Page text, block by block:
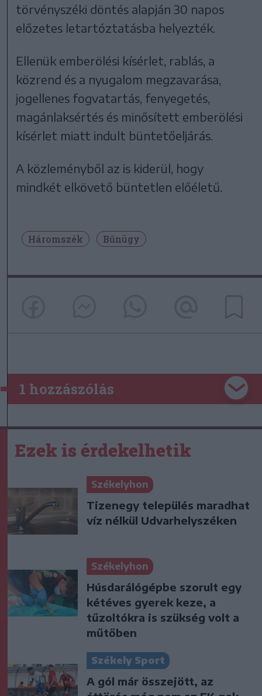
törvényszéki döntés alapján 30 napos
előzetes letartóztatásba helyezték.
Ellenük emberölési kísérlet, rablás, a
közrend és a nyugalom megzavarása,
jogellenes fogvatartás, fenyegetés,
magánlaksértés és minősített emberölési
kísérlet miatt indult büntetőeljárás.
A közleményből az is kiderül, hogy
mindkét elkövető büntetlen előéletű.
Háromszék Bűnügy
1 hozzászólás
Ezek is érdekelhetik
Székelyhon
Tizenegy település maradhat
víz nélkül Udvarhelyszéken
Székelyhon
Húsdarálógépbe szorult egy
kétéves gyerek keze, a
tűzoltókra is szükség volt a
műtőben
Székely Sport
A gól már összejött, az